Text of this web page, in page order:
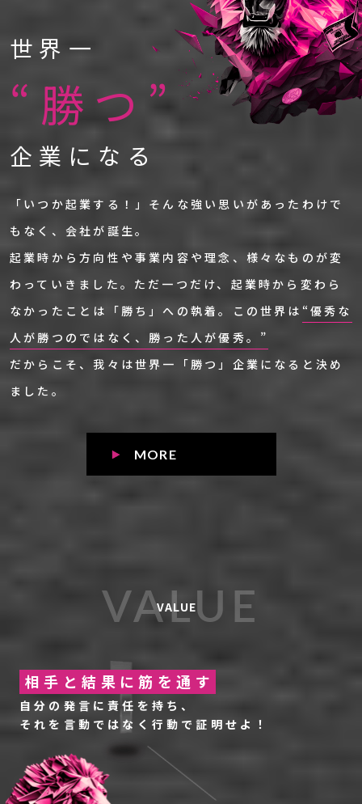
世界一
“勝つ”
企業になる
「いつか起業する！」そんな強い思いがあったわけで
もなく、会社が誕生。
起業時から方向性や事業内容や理念、様々なものが変
わっていきました。 ただ一つだけ、起業時から変わら
なかったことは「勝ち」への執着。
この世界は “優秀な
人が勝つのではなく、勝った人が優秀。”
だからこそ、我々は世界一「勝つ」企業になると決め
ました。
MORE
VALUE
VALUE
相手と結果に筋を通す
自分の発言に責任を持ち、
それを言動ではなく行動で証明せよ！